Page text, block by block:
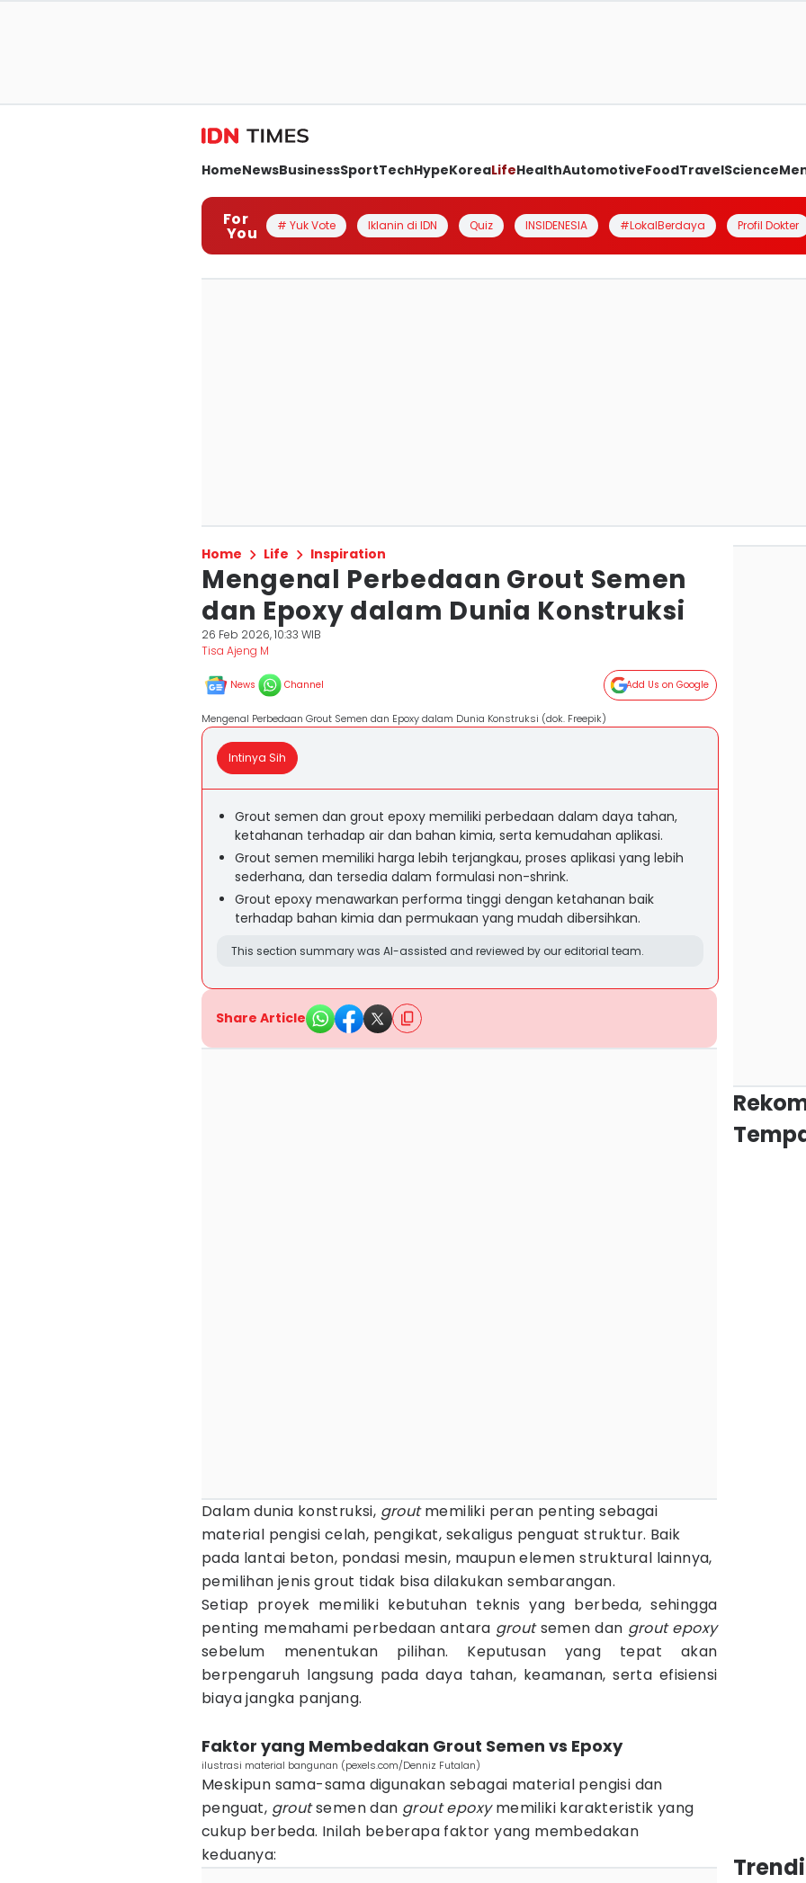
HomeNewsBusinessSportTechHypeKoreaLifeHealthAutomotiveFoodTravelScience
For
You # Yuk Vote Iklanin di IDN Quiz INSIDENESIA #LokalBerdaya Profil Dokter
Home Life Inspiration
Mengenal Perbedaan Grout Semen
dan Epoxy dalam Dunia Konstruksi
26 Feb 2026, 10:33 WIB
Tisa Ajeng M
News Channel Add Us on Google
Mengenal Perbedaan Grout Semen dan Epoxy dalam Dunia Konstruksi (dok. Freepik)
Intinya Sih
Grout semen dan grout epoxy memiliki perbedaan dalam daya tahan,
ketahanan terhadap air dan bahan kimia, serta kemudahan aplikasi.
Grout semen memiliki harga lebih terjangkau, proses aplikasi yang lebih
sederhana, dan tersedia dalam formulasi non-shrink.
Grout epoxy menawarkan performa tinggi dengan ketahanan baik
terhadap bahan kimia dan permukaan yang mudah dibersihkan.
This section summary was AI-assisted and reviewed by our editorial team.
Share Article
Dalam dunia konstruksi, groutmemiliki peran penting sebagai
material pengisi celah, pengikat, sekaligus penguat struktur. Baik
pada lantai beton, pondasi mesin, maupun elemen struktural lainnya,
pemilihan jenis grout tidak bisa dilakukan sembarangan.
Setiap proyek memiliki kebutuhan teknis yang berbeda, sehingga
penting memahami perbedaan antara groutsemen dan grout epoxy
sebelum menentukan pilihan. Keputusan yang tepat akan
berpengaruh langsung pada daya tahan, keamanan, serta efisiensi
biaya jangka panjang.
Faktor yang Membedakan Grout Semen vs Epoxy
ilustrasi material bangunan (pexels.com/Denniz Futalan)
Meskipun sama-sama digunakan sebagai material pengisi dan
penguat, groutsemen dan grout epoxymemiliki karakteristik yang
cukup berbeda. Inilah beberapa faktor yang membedakan
keduanya: